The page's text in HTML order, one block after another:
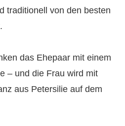
traditionell von den besten
das Ehepaar mit einem
– und die Frau wird mit
aus Petersilie auf dem